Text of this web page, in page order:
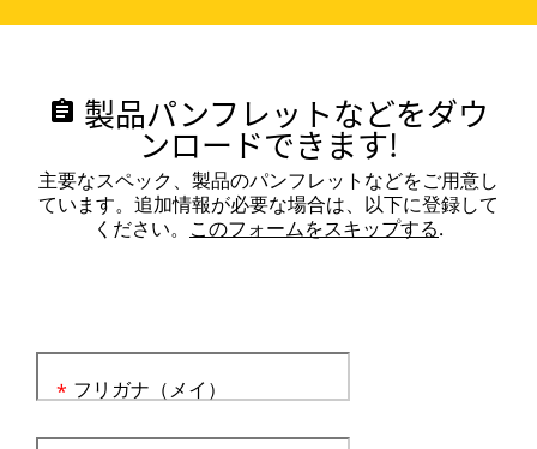
assignment 製品パンフレットなどをダウ
ンロードできます!
主要なスペック、製品のパンフレットなどをご用意し
ています。追加情報が必要な場合は、以下に登録して
ください。 このフォームをスキップする.
フリガナ（メイ）
*